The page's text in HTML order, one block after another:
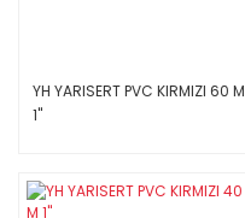
YH YARISERT PVC KIRMIZI 60 M
1''